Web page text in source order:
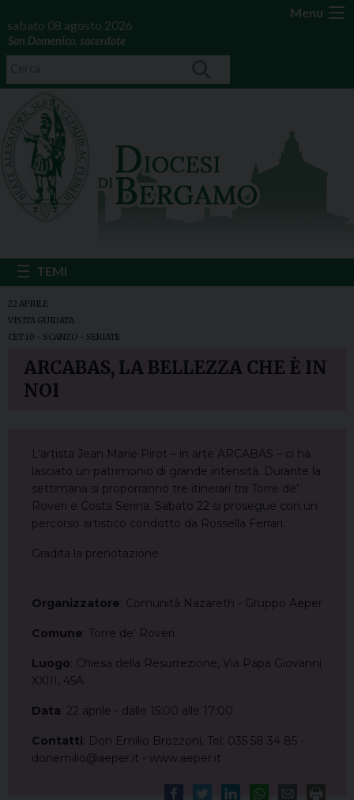
Menu
sabato 08 agosto 2026
San Domenico, sacerdote
22 APRILE
VISITA GUIDATA
CET 10 - SCANZO - SERIATE
ARCABAS, LA BELLEZZA CHE È IN
NOI
L’artista Jean Marie Pirot – in arte ARCABAS – ci ha
lasciato un patrimonio di grande intensità. Durante la
settimana si proporranno tre itinerari tra Torre de’
Roveri e Costa Serina. Sabato 22 si prosegue con un
percorso artistico condotto da Rossella Ferrari.
Gradita la prenotazione.
Organizzatore: Comunità Nazareth - Gruppo Aeper
Comune: Torre de' Roveri
Luogo: Chiesa della Resurrezione, Via Papa Giovanni
XXIII, 45A
Data: 22 aprile - dalle 15:00 alle 17:00
Contatti: Don Emilio Brozzoni, Tel: 035 58 34 85 -
donemilio@aeper.it - www.aeper.it